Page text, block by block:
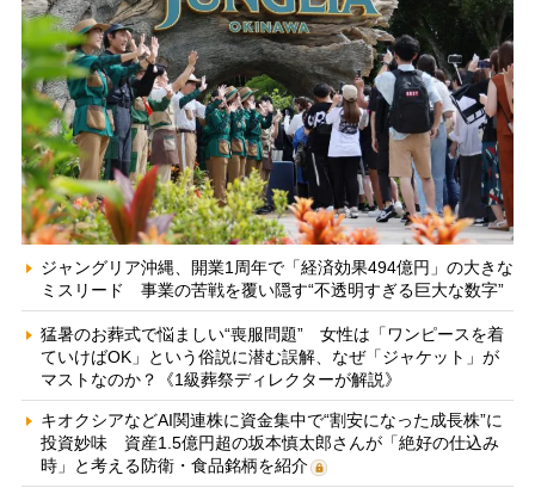
ジャングリア沖縄、開業1周年で「経済効果494億円」の大きな
ミスリード 事業の苦戦を覆い隠す“不透明すぎる巨大な数字”
猛暑のお葬式で悩ましい“喪服問題” 女性は「ワンピースを着
ていけばOK」という俗説に潜む誤解、なぜ「ジャケット」が
マストなのか？《1級葬祭ディレクターが解説》
キオクシアなどAI関連株に資金集中で“割安になった成長株”に
投資妙味 資産1.5億円超の坂本慎太郎さんが「絶好の仕込み
時」と考える防衛・食品銘柄を紹介